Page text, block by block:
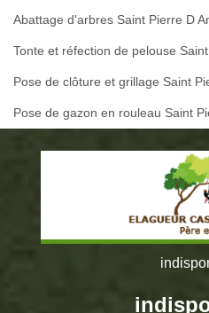
Abattage d'arbres Saint Pierre D
Tonte et réfection de pelouse
Pose de clôture et grillage Saint
Pose de gazon en rouleau Saint